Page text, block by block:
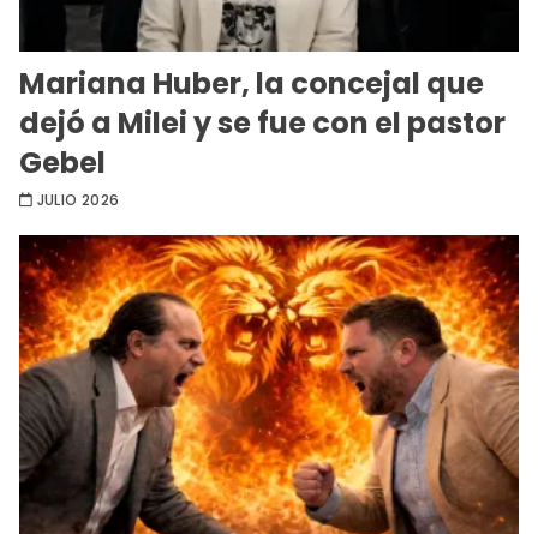
Mariana Huber, la concejal que
dejó a Milei y se fue con el pastor
Gebel
JULIO 2026